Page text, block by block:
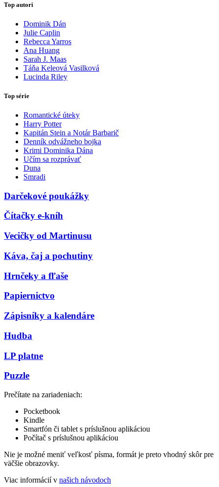
Top autori
Dominik Dán
Julie Caplin
Rebecca Yarros
Ana Huang
Sarah J. Maas
Táňa Keleová Vasilková
Lucinda Riley
Top série
Romantické úteky
Harry Potter
Kapitán Stein a Notár Barbarič
Denník odvážneho bojka
Krimi Dominika Dána
Učím sa rozprávať
Duna
Smradi
Darčekové poukážky
Čítačky e-kníh
Vecičky od Martinusu
Káva, čaj a pochutiny
Hrnčeky a fľaše
Papiernictvo
Zápisníky a kalendáre
Hudba
LP platne
Puzzle
Prečítate na zariadeniach:
Pocketbook
Kindle
Smartfón či tablet s príslušnou aplikáciou
Počítač s príslušnou aplikáciou
Nie je možné meniť veľkosť písma, formát je preto vhodný skôr pre
väčšie obrazovky.
Viac informácií v našich návodoch